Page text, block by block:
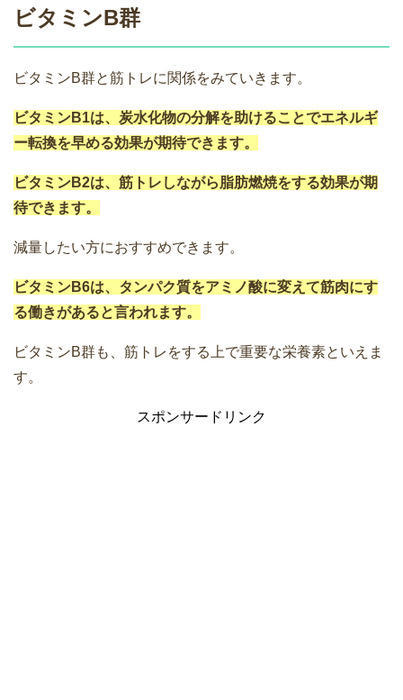
ビタミンB群
ビタミンB群と筋トレに関係をみていきます。
ビタミンB1は、炭水化物の分解を助けることでエネルギ
ー転換を早める効果が期待できます。
ビタミンB2は、筋トレしながら脂肪燃焼をする効果が期
待できます。
減量したい方におすすめできます。
ビタミンB6は、タンパク質をアミノ酸に変えて筋肉にす
る働きがあると言われます。
ビタミンB群も、筋トレをする上で重要な栄養素といえま
す。
スポンサードリンク